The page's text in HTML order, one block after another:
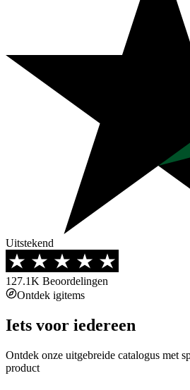
Uitstekend
127.1K Beoordelingen
Ontdek igitems
Iets voor iedereen
Ontdek onze uitgebreide catalogus met
product